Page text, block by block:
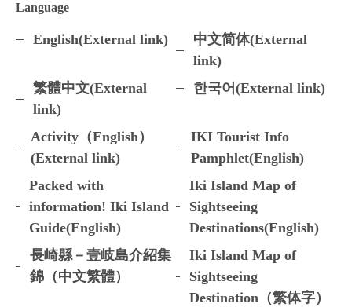
Language
English(External link)
中文简体(External
link)
繁體中文(External
link)
한국어(External link)
Activity（English）
(External link)
IKI Tourist Info
Pamphlet(English)
Packed with
information! Iki Island
Guide(English)
Iki Island Map of
Sightseeing
Destinations(English)
長崎縣－壹岐島介紹集
錦（中文繁體）
Iki Island Map of
Sightseeing
Destination（繁体字）